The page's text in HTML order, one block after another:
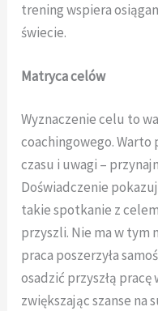
trening wspiera
świecie.
Matryca celów
Wyznaczenie celu to
coachingowego.
czasu i uwagi –
Doświadczenie
takie spotkanie z
przyszli. Nie ma w tym
praca poszerzyła
osadzić przyszłą
zwiększając szanse na